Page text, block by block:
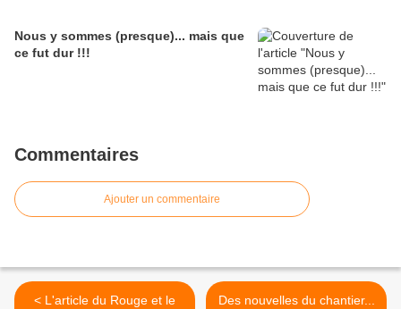
Nous y sommes (presque)... mais que
ce fut dur !!!
Commentaires
Ajouter un commentaire
< L'article du Rouge et le
Des nouvelles du chantier...